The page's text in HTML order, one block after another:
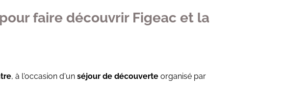
faire découvrir Figeac et la
, à l'occasion d'un séjour de découverte organisé par